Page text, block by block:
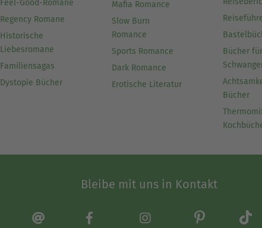
Feel-Good-Romane
Regency Romane
Historische
Liebesromane
Familiensagas
Dystopie Bücher
Mafia Romance
Slow Burn
Romance
Sports Romance
Dark Romance
Erotische Literatur
Bücher
Bücher
Bleibe mit uns in Kontakt